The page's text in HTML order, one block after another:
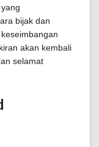
bijak dan
akan kembali
selamat